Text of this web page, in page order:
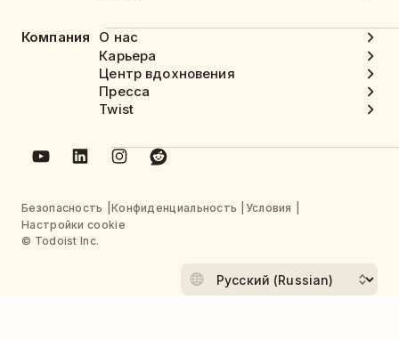
Компания
О нас
Карьера
Центр вдохновения
Пресса
Twist
Безопасность Конфиденциальность
Условия
Настройки cookie
© Todoist Inc.